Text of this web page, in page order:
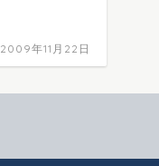
2009年11月22日